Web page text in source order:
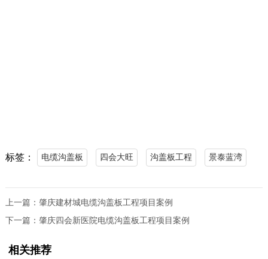
标签： 电缆沟盖板 四会大旺 沟盖板工程 景泰蓝湾
上一篇： 肇庆建材城电缆沟盖板工程项目案例
下一篇： 肇庆四会新医院电缆沟盖板工程项目案例
相关推荐